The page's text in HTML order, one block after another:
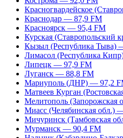
Красногвардейское
Краснодар — 87,9 FM
Красноярск — 95,4 FM
Курская (Ставропольский
Кызыл (Республика Тыва)
Лимасол (Республика
Липецк — 97,9 FM
Луганск — 88,8 FM
Мариуполь (ДНР) — 97,2
Матвеев Курган
Мелитополь (Запорожская
Миасс (Челябинская обл.)
Мичуринск (Тамбовская
Мурманск — 90,4 FM